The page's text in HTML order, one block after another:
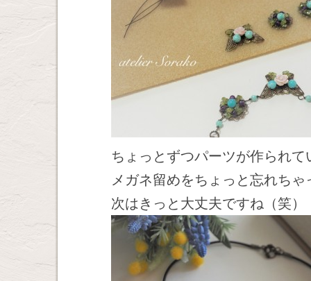
ちょっとずつパーツが作られ
メガネ留めをちょっと忘れち
次はきっと大丈夫ですね（笑）